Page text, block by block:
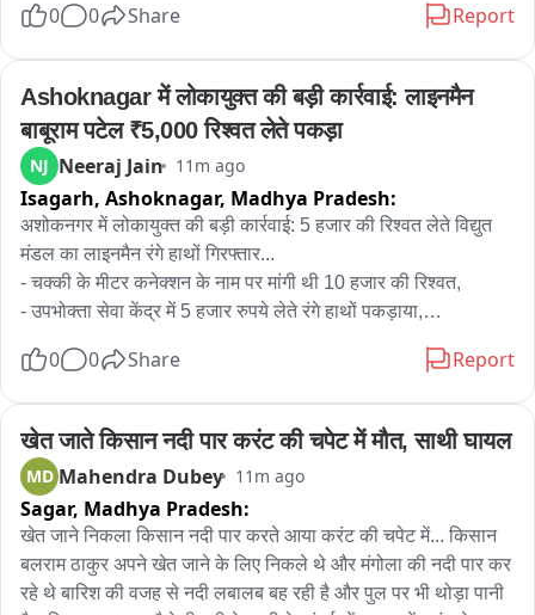
leaders and workers without any valid reason. She
questioned the action and said the party would continue to
raise its voice.
Meanwhile, a large number of PDP supporters gathered
outside the PDP headquarters in Srinagar in support of the
party leadership.
Mehbooba said her daughter and PDP leader Iltija Mufti
will question the police regarding the FIR registered
authorities.
0 0 Share Report
Ashoknagar में लोकायुक्त की बड़ी कार्रवाई: लाइनमैन
बाबूराम पटेल ₹5,000 रिश्वत लेते पकड़ा
NJ Neeraj Jain 11m ago
Isagarh, Ashoknagar, Madhya Pradesh:
अशोकनगर में लोकायुक्त की बड़ी कार्रवाई: 5 हजार की रिश्वत लेते विद्युत
मंडल का लाइनमैन रंगे हाथों गिरफ्तार...
- चक्की के मीटर कनेक्शन के नाम पर मांगी थी 10 हजार की रिश्वत,
- उपभोक्ता सेवा केंद्र में 5 हजार रुपये लेते रंगे हाथों पकड़ाया,
- आरोपी लाइनमैन बाबूराम पटेल गिरफ्तार,
एंकर-अशोकनगर से इस वक्त की बड़ी खबर,जहाँ ग्वालियर लोकायुक्त पुलिस
ने भ्रष्टाचार के खिलाफ बड़ी कार्रवाई की है। विद्युत मंडल में पदस्थ
लाइनमैन बाबूराम पटेल को 5 हजार रुपये की रिश्वत लेते हुए रंगे हाथों
गिरफ्तार किया गया है।
मिली जानकारी के अनुसार, फरियादी श्रीराम बैरागी ने अपनी चक्की के लिए
नया मीटर कनेक्शन का आवेदन दिया था। इस कनेक्शन को जारी करने के
एवज में आरोपी लाइनमैन बाबूराम पटेल ने 10 हजार रुपये की रिश्वत की मांग
0 0 Share Report
खेत जाते किसान नदी पार करंट की चपेट में मौत, साथी घायल
MD Mahendra Dubey 11m ago
Sagar, Madhya Pradesh:
खेत जाने निकला किसान नदी पार करते आया करंट की चपेट में... किसान
बलराम ठाकुर अपने खेत जाने के लिए निकले थे और मंगोला की नदी पार कर
रहे थे बारिश की वजह से नदी लबालब बह रही है और पुल पर भी थोड़ा पानी